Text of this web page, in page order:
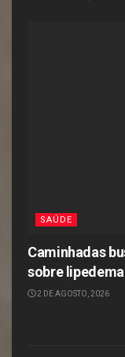
SAÚDE
Caminhadas
sobre lipedema
2 DE AGOSTO, 2026